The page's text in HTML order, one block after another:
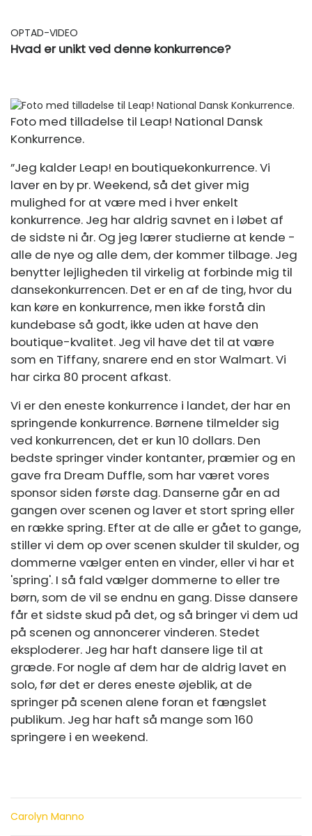
OPTAD-VIDEO
Hvad er unikt ved denne konkurrence?
Foto med tilladelse til Leap! National Dansk
Konkurrence.
”Jeg kalder Leap! en boutiquekonkurrence. Vi
laver en by pr. Weekend, så det giver mig
mulighed for at være med i hver enkelt
konkurrence. Jeg har aldrig savnet en i løbet af
de sidste ni år. Og jeg lærer studierne at kende -
alle de nye og alle dem, der kommer tilbage. Jeg
benytter lejligheden til virkelig at forbinde mig til
dansekonkurrencen. Det er en af ​​de ting, hvor du
kan køre en konkurrence, men ikke forstå din
kundebase så godt, ikke uden at have den
boutique-kvalitet. Jeg vil have det til at være
som en Tiffany, snarere end en stor Walmart. Vi
har cirka 80 procent afkast.
Vi er den eneste konkurrence i landet, der har en
springende konkurrence. Børnene tilmelder sig
ved konkurrencen, det er kun 10 dollars. Den
bedste springer vinder kontanter, præmier og en
gave fra Dream Duffle, som har været vores
sponsor siden første dag. Danserne går en ad
gangen over scenen og laver et stort spring eller
en række spring. Efter at de alle er gået to gange,
stiller vi dem op over scenen skulder til skulder, og
dommerne vælger enten en vinder, eller vi har et
'spring'. I så fald vælger dommerne to eller tre
børn, som de vil se endnu en gang. Disse dansere
får et sidste skud på det, og så bringer vi dem ud
på scenen og annoncerer vinderen. Stedet
eksploderer. Jeg har haft dansere lige til at
græde. For nogle af dem har de aldrig lavet en
solo, før det er deres eneste øjeblik, at de
springer på scenen alene foran et fængslet
publikum. Jeg har haft så mange som 160
springere i en weekend.
Carolyn Manno